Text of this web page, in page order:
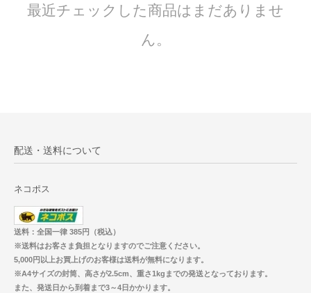
最近チェックした商品はまだありませ
ん。
配送・送料について
ネコポス
送料：全国一律 385円（税込）
※送料はお客さま負担となりますのでご注意ください。
5,000円以上お買上げのお客様は送料が無料になります。
※A4サイズの封筒、高さが2.5cm、重さ1kgまでの発送となっております。
また、発送日から到着まで3～4日かかります。